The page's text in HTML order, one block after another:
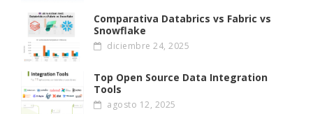
Comparativa Databrics vs Fabric vs
Snowflake
diciembre 24, 2025
Top Open Source Data Integration
Tools
agosto 12, 2025